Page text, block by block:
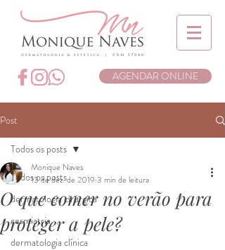
AGENDAR ONLINE
Post
Todos os posts
dermatologia cirúrgica
cosmiatria
dermatologia clínica
Todos os posts
O que comer no verão para
proteger a pele?
Monique Naves
13 de dez. de 2019 3 min de leitura